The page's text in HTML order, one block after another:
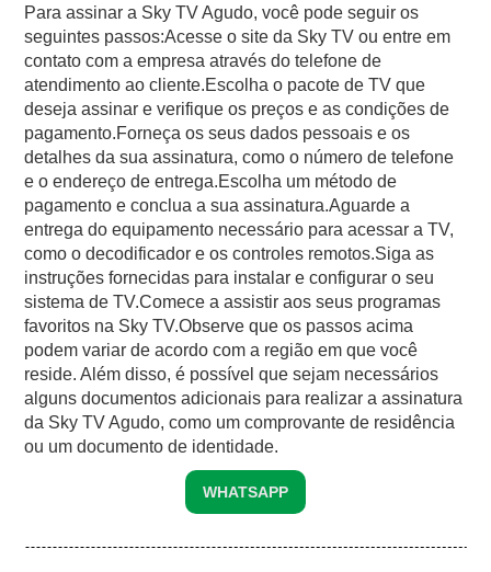
Para assinar a Sky TV Agudo, você pode seguir os
seguintes passos:Acesse o site da Sky TV ou entre em
contato com a empresa através do telefone de
atendimento ao cliente.Escolha o pacote de TV que
deseja assinar e verifique os preços e as condições de
pagamento.Forneça os seus dados pessoais e os
detalhes da sua assinatura, como o número de telefone
e o endereço de entrega.Escolha um método de
pagamento e conclua a sua assinatura.Aguarde a
entrega do equipamento necessário para acessar a TV,
como o decodificador e os controles remotos.Siga as
instruções fornecidas para instalar e configurar o seu
sistema de TV.Comece a assistir aos seus programas
favoritos na Sky TV.Observe que os passos acima
podem variar de acordo com a região em que você
reside. Além disso, é possível que sejam necessários
alguns documentos adicionais para realizar a assinatura
da Sky TV Agudo, como um comprovante de residência
ou um documento de identidade.
WHATSAPP